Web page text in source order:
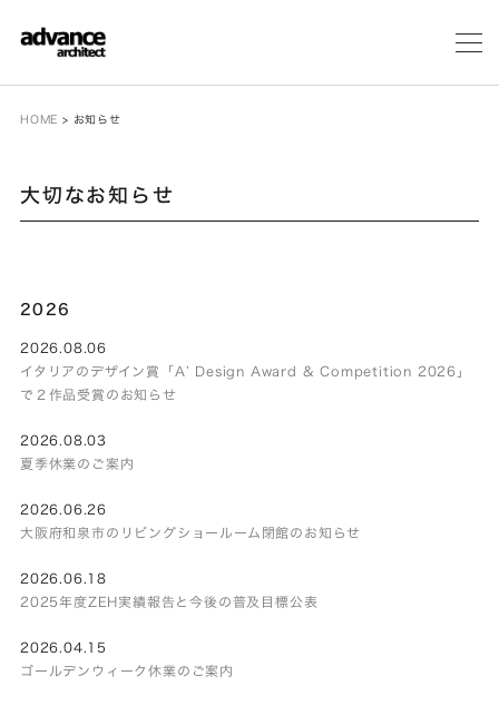
メ
HOME > お知らせ
大切なお知らせ
2026
2026.08.06
イタリアのデザイン賞「A’ Design Award & Competition 2026」
で２作品受賞のお知らせ
2026.08.03
夏季休業のご案内
2026.06.26
大阪府和泉市のリビングショールーム閉館のお知らせ
2026.06.18
2025年度ZEH実績報告と今後の普及目標公表
2026.04.15
ゴールデンウィーク休業のご案内